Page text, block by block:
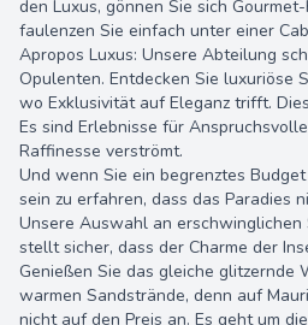
den Luxus, gönnen Sie sich
faulenzen Sie einfach unter einer
Apropos Luxus: Unsere Abteilung
Opulenten. Entdecken Sie luxuriöse
wo Exklusivität auf Eleganz trifft.
Es sind Erlebnisse für
Raffinesse verströmt.
Und wenn Sie ein begrenztes
sein zu erfahren, dass das Paradies
Unsere Auswahl an
stellt sicher, dass der Charme der
Genießen Sie das gleiche glitzernde
warmen Sandstrände, denn auf
nicht auf den Preis an. Es geht um